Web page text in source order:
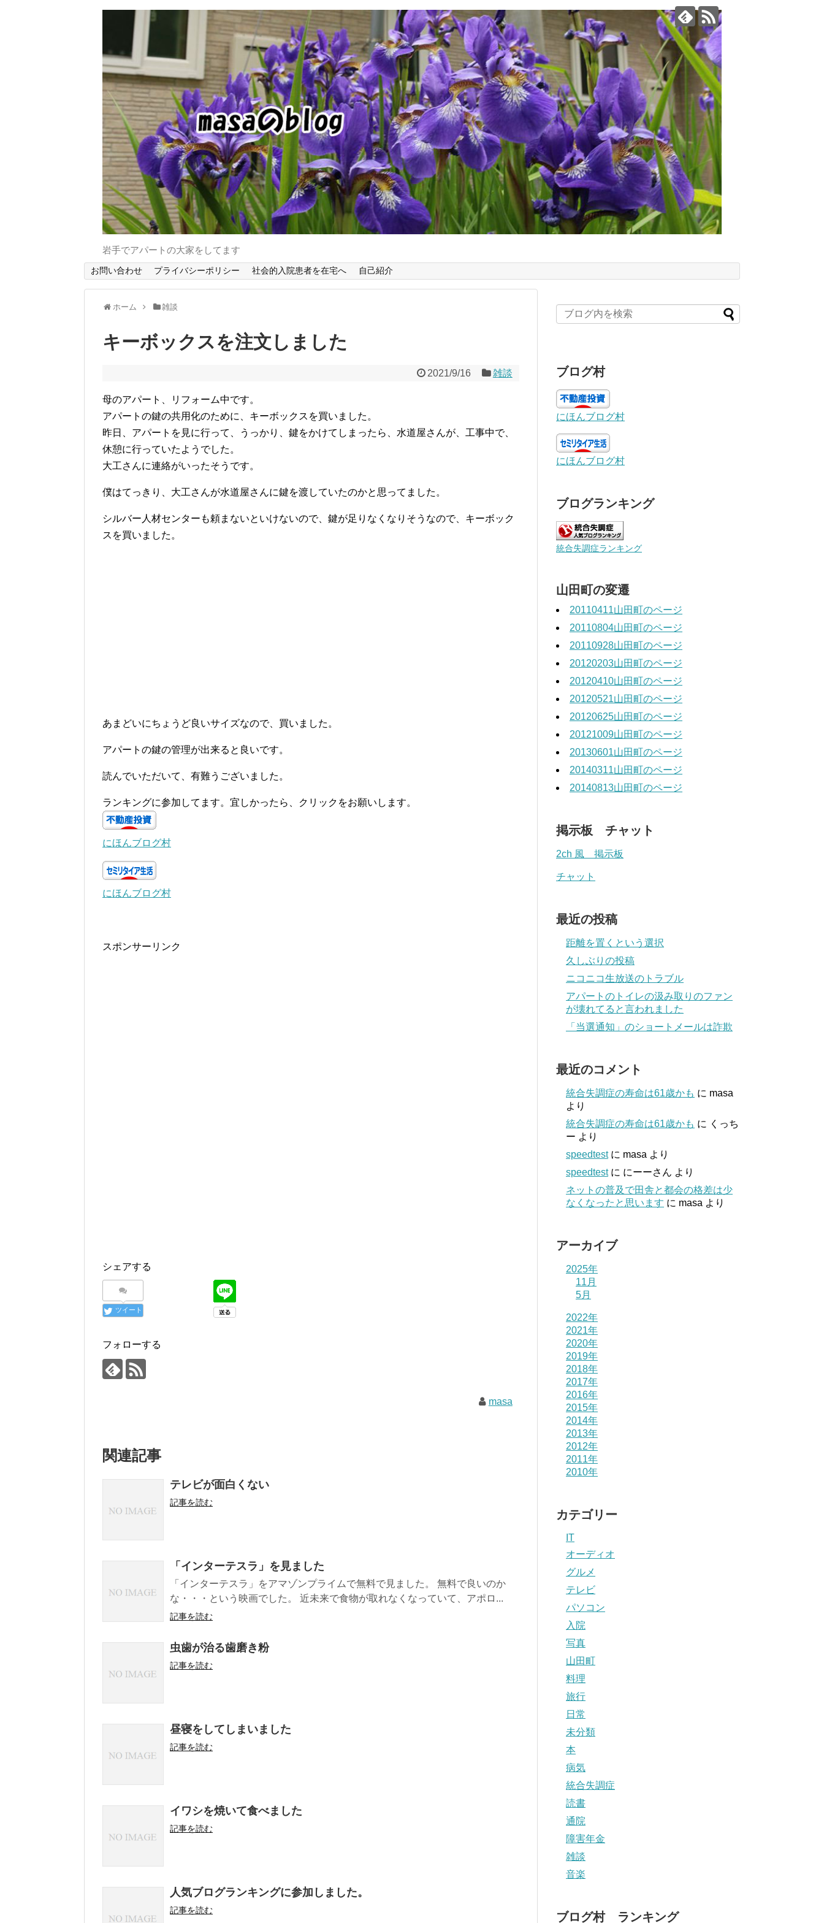
岩手でアパートの大家をしてます
お問い合わせ プライバシーポリシー 社会的入院患者を在宅へ 自己紹介
ホーム 雑談
キーボックスを注文しました
2021/9/16 雑談
母のアパート、リフォーム中です。
アパートの鍵の共用化のために、キーボックスを買いました。
昨日、アパートを見に行って、うっかり、鍵をかけてしまったら、水道屋さんが、工事中で、
休憩に行っていたようでした。
大工さんに連絡がいったそうです。
僕はてっきり、大工さんが水道屋さんに鍵を渡していたのかと思ってました。
シルバー人材センターも頼まないといけないので、鍵が足りなくなりそうなので、キーボック
スを買いました。
あまどいにちょうど良いサイズなので、買いました。
アパートの鍵の管理が出来ると良いです。
読んでいただいて、有難うございました。
ランキングに参加してます。宜しかったら、クリックをお願いします。
にほんブログ村
にほんブログ村
スポンサーリンク
シェアする
ツイート
フォローする
masa
関連記事
テレビが面白くない
記事を読む
「インターテスラ」を見ました
「インターテスラ」をアマゾンプライムで無料で見ました。 無料で良いのか
な・・・という映画でした。 近未来で食物が取れなくなっていて、アポロ...
記事を読む
虫歯が治る歯磨き粉
記事を読む
昼寝をしてしまいました
記事を読む
イワシを焼いて食べました
記事を読む
人気ブログランキングに参加しました。
記事を読む
ブログ村
にほんブログ村
にほんブログ村
ブログランキング
統合失調症ランキング
山田町の変遷
20110411山田町のページ
20110804山田町のページ
20110928山田町のページ
20120203山田町のページ
20120410山田町のページ
20120521山田町のページ
20120625山田町のページ
20121009山田町のページ
20130601山田町のページ
20140311山田町のページ
20140813山田町のページ
掲示板 チャット
2ch 風 掲示板
チャット
最近の投稿
距離を置くという選択
久しぶりの投稿
ニコニコ生放送のトラブル
アパートのトイレの汲み取りのファン
が壊れてると言われました
「当選通知」のショートメールは詐欺
最近のコメント
統合失調症の寿命は61歳かも に masa
より
統合失調症の寿命は61歳かも に くっち
ー より
speedtestに masa より
speedtestに にーーさん より
ネットの普及で田舎と都会の格差は少
なくなったと思います に masa より
アーカイブ
2025年
11月
5月
2022年
2021年
2020年
2019年
2018年
2017年
2016年
2015年
2014年
2013年
2012年
2011年
2010年
カテゴリー
IT
オーディオ
グルメ
テレビ
パソコン
入院
写真
山田町
料理
旅行
日常
未分類
本
病気
統合失調症
読書
通院
障害年金
雑談
音楽
ブログ村 ランキング